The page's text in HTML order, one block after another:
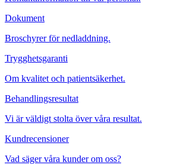
Dokument
Broschyrer för nedladdning.
Trygghetsgaranti
Om kvalitet och patientsäkerhet.
Behandlingsresultat
Vi är väldigt stolta över våra resultat.
Kundrecensioner
Vad säger våra kunder om oss?